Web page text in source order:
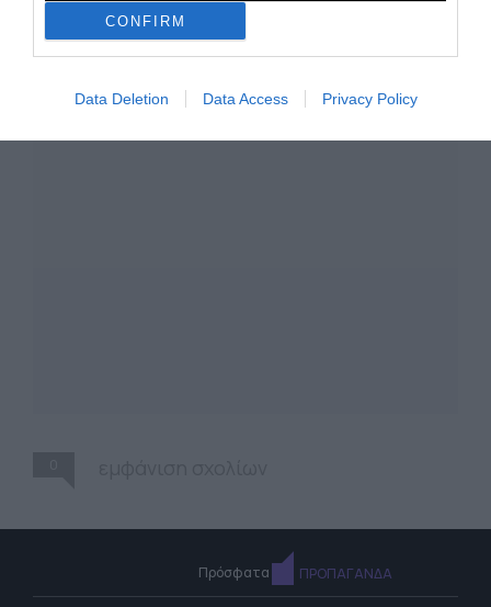
CONFIRM
Data Deletion Data Access Privacy Policy
Πρόσφατα ΠΡΟΠΑΓΑΝΔΑ